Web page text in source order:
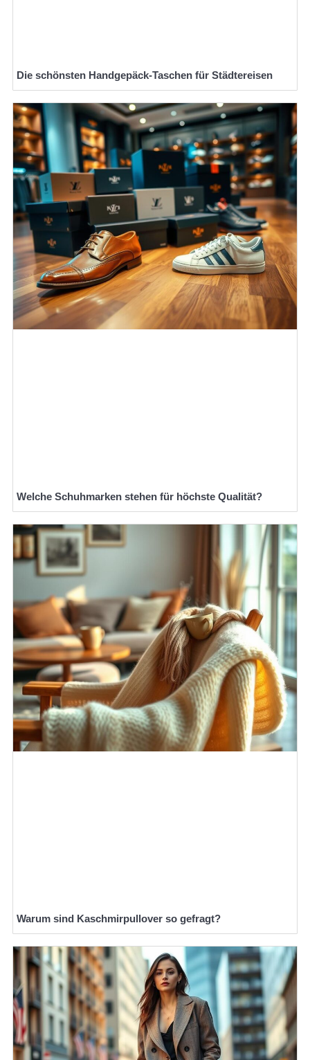
Die schönsten Handgepäck-Taschen für Städtereisen
Welche Schuhmarken stehen für höchste Qualität?
Warum sind Kaschmirpullover so gefragt?